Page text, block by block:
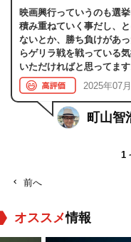
映画興行っていうのも選
積み重ねていく事だし、
ないとか、勝ち負けがあ
らゲリラ戦を戦っている
いただければと思ってま
2025年07
町山智
1
前へ
オススメ情報